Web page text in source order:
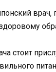
врач,
стоит